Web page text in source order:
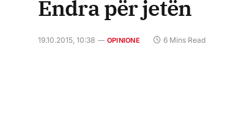
Endra për jetën
19.10.2015, 10:38 OPINIONE 6 Mins Read